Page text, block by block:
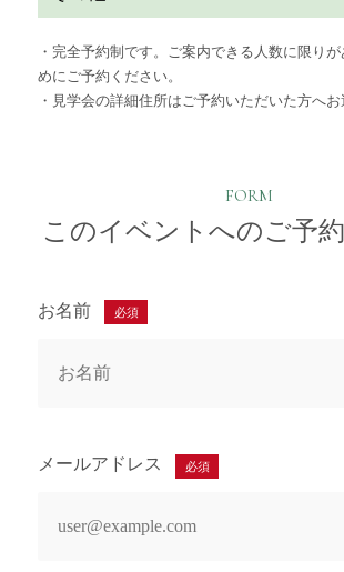
・完全予約制です。ご案内できる人数に限り
めにご予約ください。
・見学会の詳細住所はご予約いただいた方へお
FORM
このイベントへのご予
お名前 必須
メールアドレス 必須